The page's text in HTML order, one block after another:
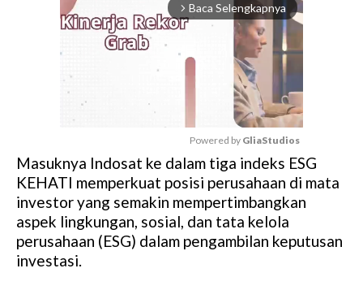
arrow_forward_ios Baca Selengkapnya
M
u
t
e
Powered by GliaStudios
Masuknya Indosat ke dalam tiga indeks ESG
KEHATI memperkuat posisi perusahaan di mata
investor yang semakin mempertimbangkan
aspek lingkungan, sosial, dan tata kelola
perusahaan (ESG) dalam pengambilan keputusan
investasi.